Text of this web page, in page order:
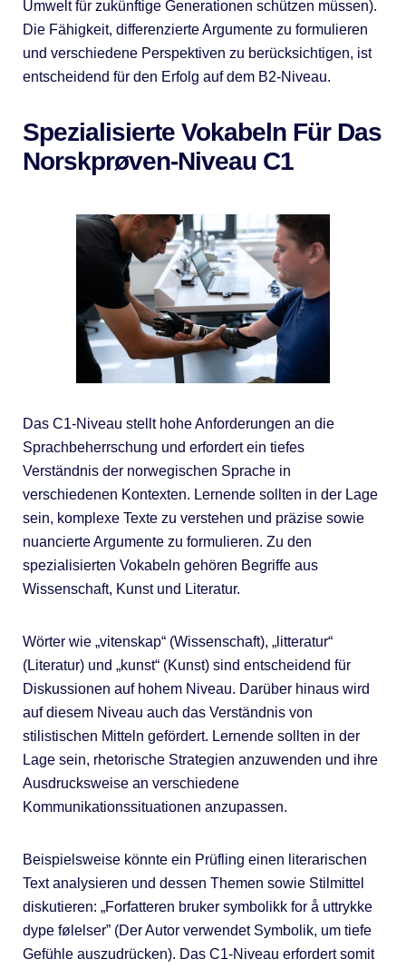
Umwelt für zukünftige Generationen schützen müssen).
Die Fähigkeit, differenzierte Argumente zu formulieren
und verschiedene Perspektiven zu berücksichtigen, ist
entscheidend für den Erfolg auf dem B2-Niveau.
Spezialisierte Vokabeln Für Das
Norskprøven-Niveau C1
Das C1-Niveau stellt hohe Anforderungen an die
Sprachbeherrschung und erfordert ein tiefes
Verständnis der norwegischen Sprache in
verschiedenen Kontexten. Lernende sollten in der Lage
sein, komplexe Texte zu verstehen und präzise sowie
nuancierte Argumente zu formulieren. Zu den
spezialisierten Vokabeln gehören Begriffe aus
Wissenschaft, Kunst und Literatur.
Wörter wie „vitenskap“ (Wissenschaft), „litteratur“
(Literatur) und „kunst“ (Kunst) sind entscheidend für
Diskussionen auf hohem Niveau. Darüber hinaus wird
auf diesem Niveau auch das Verständnis von
stilistischen Mitteln gefördert. Lernende sollten in der
Lage sein, rhetorische Strategien anzuwenden und ihre
Ausdrucksweise an verschiedene
Kommunikationssituationen anzupassen.
Beispielsweise könnte ein Prüfling einen literarischen
Text analysieren und dessen Themen sowie Stilmittel
diskutieren: „Forfatteren bruker symbolikk for å uttrykke
dype følelser” (Der Autor verwendet Symbolik, um tiefe
Gefühle auszudrücken). Das C1-Niveau erfordert somit